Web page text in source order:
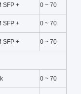
SFP + 0 ~ 70
SFP + 0 ~ 70
SFP + 0 ~ 70
0 ~ 70